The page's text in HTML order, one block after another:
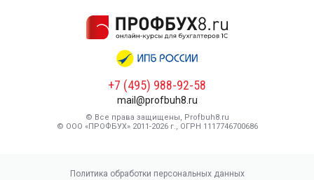
+7 (495) 988-92-58
mail@profbuh8.ru
© Все права защищены, Profbuh8.ru
© ООО «ПРОФБУХ» 2011-2026 г., ОГРН 1117746700686
Политика обработки персональных данных